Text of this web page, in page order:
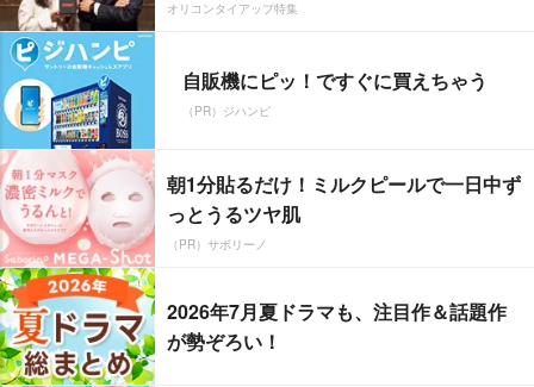
オリコンタイアップ特集
自販機にピッ！ですぐに買えちゃう
（PR）ジハンピ
朝1分貼るだけ！ミルクピールで一日中ず
っとうるツヤ肌
（PR）サボリーノ
2026年7月夏ドラマも、注目作＆話題作
が勢ぞろい！